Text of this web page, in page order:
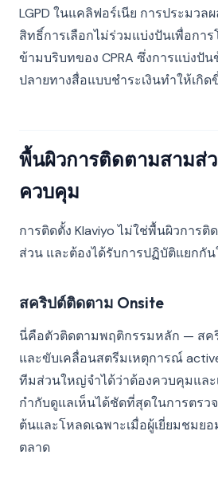
LGPD ในแคลิฟอร์เนีย การประมวล
สิทธิ์การเลือกไม่ร่วมแบ่งปันเพื่อกา
ข้ามบริบทของ CPRA ซึ่งการแบ่งปั
ปลายทางสื่อแบบชำระเงินทำให้เกิด
พื้นผิวการติดตามสามส่
ควบคุม
การติดตั้ง Klaviyo ไม่ใช่พื้นผิวการติ
ส่วน และต้องได้รับการปฏิบัติแยกกัน
สคริปต์ติดตาม Onsite
นี่คือตัวติดตามพฤติกรรมหลัก — สค
และขับเคลื่อนสตรีมเหตุการณ์
ทีมส่วนใหญ่จำได้ว่าต้องควบคุมแล
กำกับดูแลเห็นได้ชัดที่สุดในการตรว
ต้นและโหลดเฉพาะเมื่อผู้เยี่ยมชมย
ตลาด